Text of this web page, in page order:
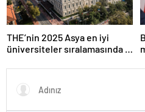
THE’nin 2025 Asya en iyi
üniversiteler sıralamasında 4
girdi